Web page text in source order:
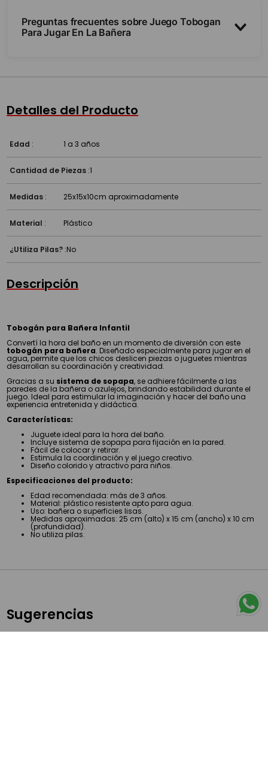
Preguntas frecuentes sobre Juego Tobogan
Para Jugar En La Bañera
¿Para qué edad es?
Detalles del Producto
Edad : 1 a 3 años
Cantidad de Piezas :1
Medidas : 25x15x10cm aproximadamente
Material : Plástico
¿Utiliza Pilas? :No
Descripción
Tobogán para Bañera Infantil
Convertí la hora del baño en un momento de diversión con este
tobogán para bañera. Diseñado especialmente para jugar en el
agua, permite que los chicos deslicen piezas o juguetes mientras
desarrollan su coordinación y creatividad.
Gracias a su sistema de sopapa, se adhiere fácilmente a las
paredes de la bañera o azulejos, brindando estabilidad durante el
juego. Ideal para estimular la imaginación y hacer del baño una
experiencia entretenida y didáctica.
Características:
Juguete ideal para la hora del baño.
Incluye sistema de sopapa para fijación en la pared.
Fácil de colocar y retirar.
Estimula la coordinación y el juego creativo.
Diseño colorido y atractivo para niños.
Especificaciones del producto:
Edad recomendada: más de 3 años.
Material: plástico resistente apto para agua.
Uso: bañera o superficies lisas.
Medidas aproximadas: 25 cm (alto) x 15 cm (ancho) x 10 cm
(profundidad).
No utiliza pilas.
Sugerencias